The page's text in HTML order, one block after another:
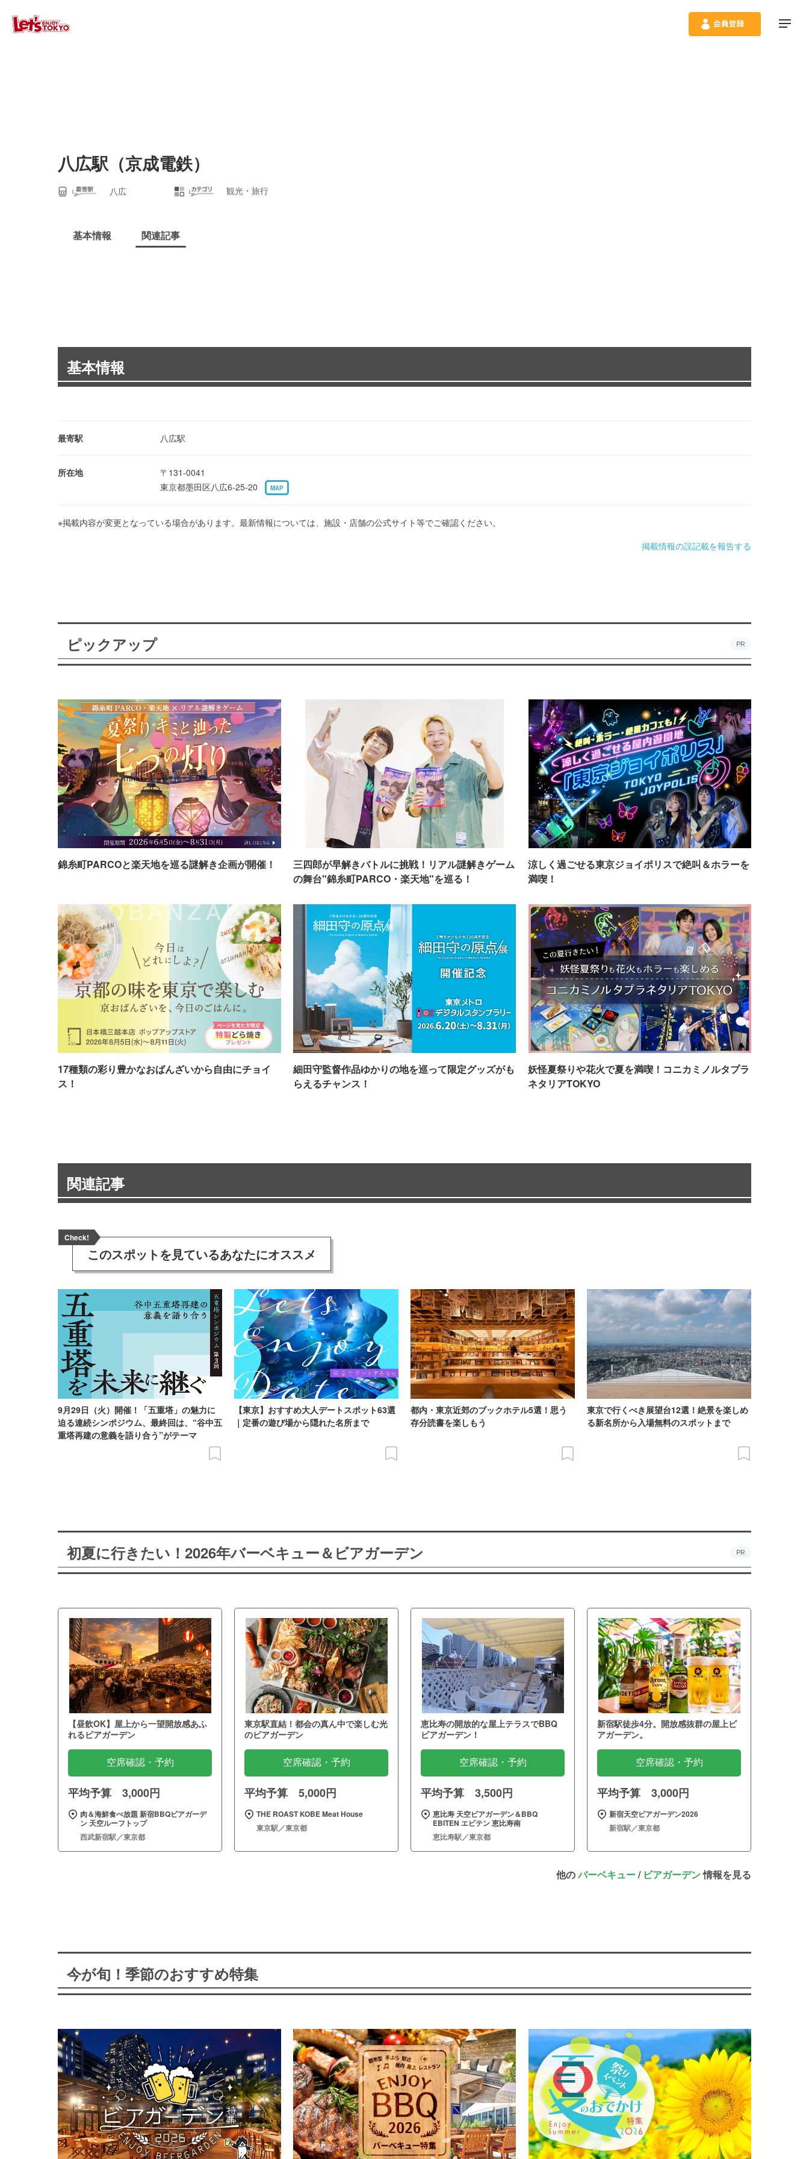
八広駅（京成電鉄）
八広 観光・旅行
基本情報 関連記事
基本情報
最寄駅 八広駅
所在地
〒131-0041
東京都墨田区八広6-25-20
MAP
※掲載内容が変更となっている場合があります。最新情報については、施設・店舗の公式サイト等でご確認ください。
掲載情報の誤記載を報告する
ピックアップ PR
錦糸町PARCOと楽天地を巡る謎解き企画が開催！
三四郎が早解きバトルに挑戦！リアル謎解きゲーム
の舞台"錦糸町PARCO・楽天地"を巡る！
涼しく過ごせる東京ジョイポリスで絶叫＆ホラーを
満喫！
17種類の彩り豊かなおばんざいから自由にチョイ
ス！
細田守監督作品ゆかりの地を巡って限定グッズがも
らえるチャンス！
妖怪夏祭りや花火で夏を満喫！コニカミノルタプラ
ネタリアTOKYO
関連記事
Check!
このスポットを見ているあなたにオススメ
9月29日（火）開催！「五重塔」の魅力に
迫る連続シンポジウム、最終回は、“谷中五
重塔再建の意義を語り合う”がテーマ
【東京】おすすめ大人デートスポット63選
｜定番の遊び場から隠れた名所まで
都内・東京近郊のブックホテル5選！思う
存分読書を楽しもう
東京で行くべき展望台12選！絶景を楽しめ
る新名所から入場無料のスポットまで
初夏に行きたい！2026年バーベキュー＆ビアガーデン PR
【昼飲OK】屋上から一望開放感あふ
れるビアガーデン
空席確認・予約
平均予算 3,000円
肉＆海鮮食べ放題 新宿BBQビアガーデ
ン 天空ルーフトップ
西武新宿駅／東京都
東京駅直結！都会の真ん中で楽しむ光
のビアガーデン
空席確認・予約
平均予算 5,000円
THE ROAST KOBE Meat House
東京駅／東京都
恵比寿の開放的な屋上テラスでBBQ
ビアガーデン！
空席確認・予約
平均予算 3,500円
恵比寿 天空ビアガーデン＆BBQ
EBITEN エビテン 恵比寿南
恵比寿駅／東京都
新宿駅徒歩4分。開放感抜群の屋上ビ
アガーデン。
空席確認・予約
平均予算 3,000円
新宿天空ビアガーデン2026
新宿駅／東京都
他のバーベキュー/ ビアガーデン情報を見る
今が旬！季節のおすすめ特集